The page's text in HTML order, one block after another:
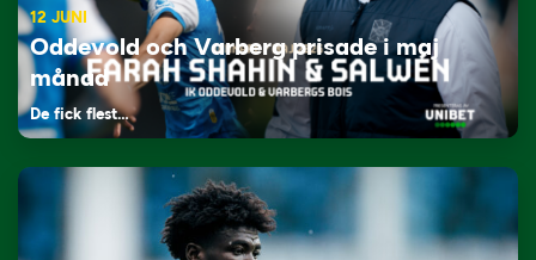
12 JUNI
Oddevold och Varberg prisade i maj
månad
De fick flest…